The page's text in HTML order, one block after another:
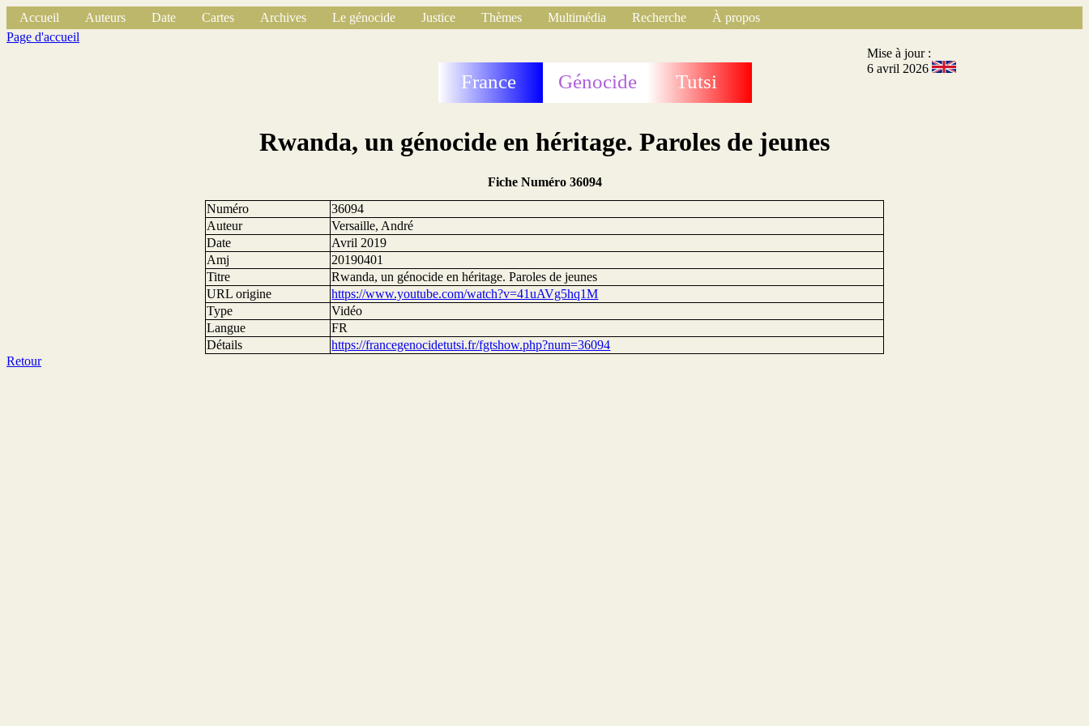
Accueil Auteurs Date Cartes Archives Le génocide Justice Thèmes Multimédia Recherche
À propos
Page d'accueil
France Génocide Tutsi
Mise à jour :
6 avril 2026
Rwanda, un génocide en héritage. Paroles de jeunes
Fiche Numéro 36094
Numéro
36094
Auteur
Versaille, André
Date
Avril 2019
Amj
20190401
Titre
Rwanda, un génocide en héritage. Paroles de jeunes
URL origine
https://www.youtube.com/watch?v=41uAVg5hq1M
Type
Vidéo
Langue
FR
Détails
https://francegenocidetutsi.fr/fgtshow.php?num=36094
Retour